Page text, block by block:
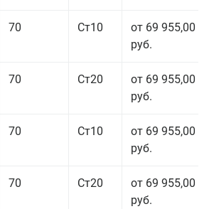
70 Ст10
от 69 955,00
руб.
70 Ст20
от 69 955,00
руб.
70 Ст10
от 69 955,00
руб.
70 Ст20
от 69 955,00
руб.